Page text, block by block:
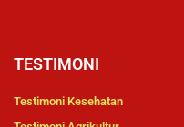
TESTIMONI
Testimoni Kesehatan